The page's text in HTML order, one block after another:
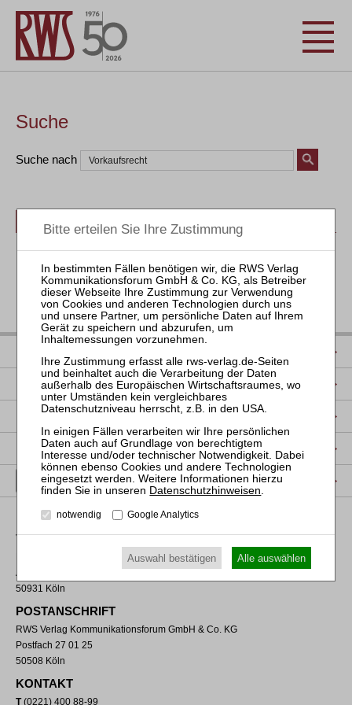
Suche
Suche nach
Bücher Seminare Zeitschriften
DATENSCHUTZ
NUTZUNGSBESTIMMUNGEN/AGB
PRODUKTSICHERHEIT (GPSR)
VERTRAG WIDERRUFEN
VERLAGSADRESSE
RWS Verlag Kommunikationsforum GmbH & Co. KG
Aachener Straße 222
50931 Köln
POSTANSCHRIFT
RWS Verlag Kommunikationsforum GmbH & Co. KG
Postfach 27 01 25
50508 Köln
KONTAKT
T(0221) 400 88-99
Datenschutzhinweisen
notwendig Google Analytics
Auswahl bestätigen Alle auswählen